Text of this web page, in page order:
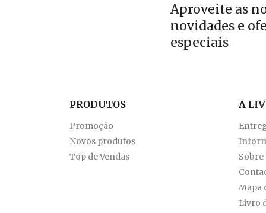
Aproveite as
novidades e
especiais
PRODUTOS
Promoção
Novos produtos
Top de Vendas
A
Sobre
Mapa
Livro